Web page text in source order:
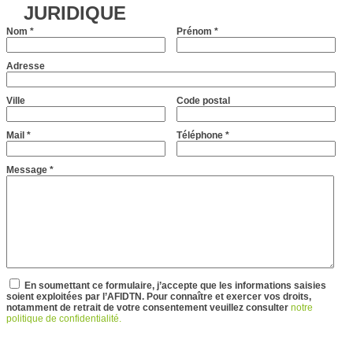
JURIDIQUE
Nom * Prénom *
Adresse
Ville Code postal
Mail * Téléphone *
Message *
En soumettant ce formulaire, j’accepte que les informations saisies
soient exploitées par l’AFIDTN. Pour connaître et exercer vos droits,
notamment de retrait de votre consentement veuillez consulter notre
politique de confidentialité.